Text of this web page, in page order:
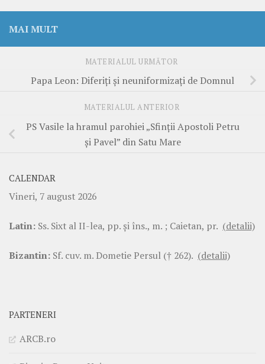
MAI MULT
MATERIALUL URMĂTOR
Papa Leon: Diferiți și neuniformizați de Domnul
MATERIALUL ANTERIOR
PS Vasile la hramul parohiei „Sfinții Apostoli Petru
și Pavel” din Satu Mare
CALENDAR
Vineri, 7 august 2026
Latin: Ss. Sixt al II-lea, pp. şi îns., m. ; Caietan, pr. (detalii)
Bizantin: Sf. cuv. m. Dometie Persul († 262). (detalii)
PARTENERI
ARCB.ro